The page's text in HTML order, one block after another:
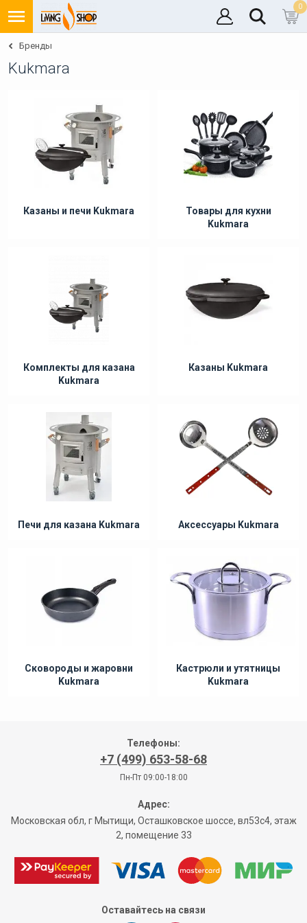
0
Бренды
Kukmara
Казаны и печи Kukmara
Товары для кухни
Kukmara
Комплекты для казана
Kukmara
Казаны Kukmara
Печи для казана Kukmara Аксессуары Kukmara
Сковороды и жаровни
Kukmara
Кастрюли и утятницы
Kukmara
Телефоны:
+7 (499) 653-58-68
Пн-Пт 09:00-18:00
Адрес:
Московская обл, г Мытищи, Осташковское шоссе, вл53с4, этаж
2, помещение 33
Оставайтесь на связи